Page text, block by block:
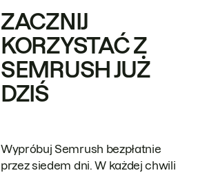
ZACZNIJ
KORZYSTAĆ Z
SEMRUSH JUŻ
DZIŚ
Wypróbuj Semrush bezpłatnie
przez siedem dni. W każdej chwili